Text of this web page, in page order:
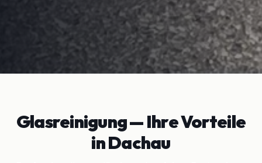
Glasreinigung— Ihre Vorteile
inDachau